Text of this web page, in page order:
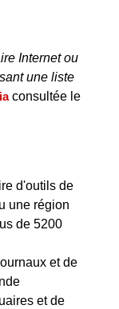
Internet ou
une liste
consultée le
d'outils de
une région
de 5200
et de
et de